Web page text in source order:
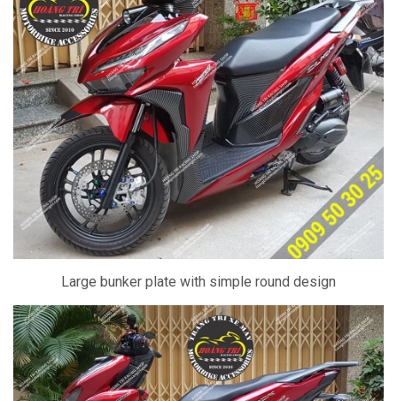
Large bunker plate with simple round design